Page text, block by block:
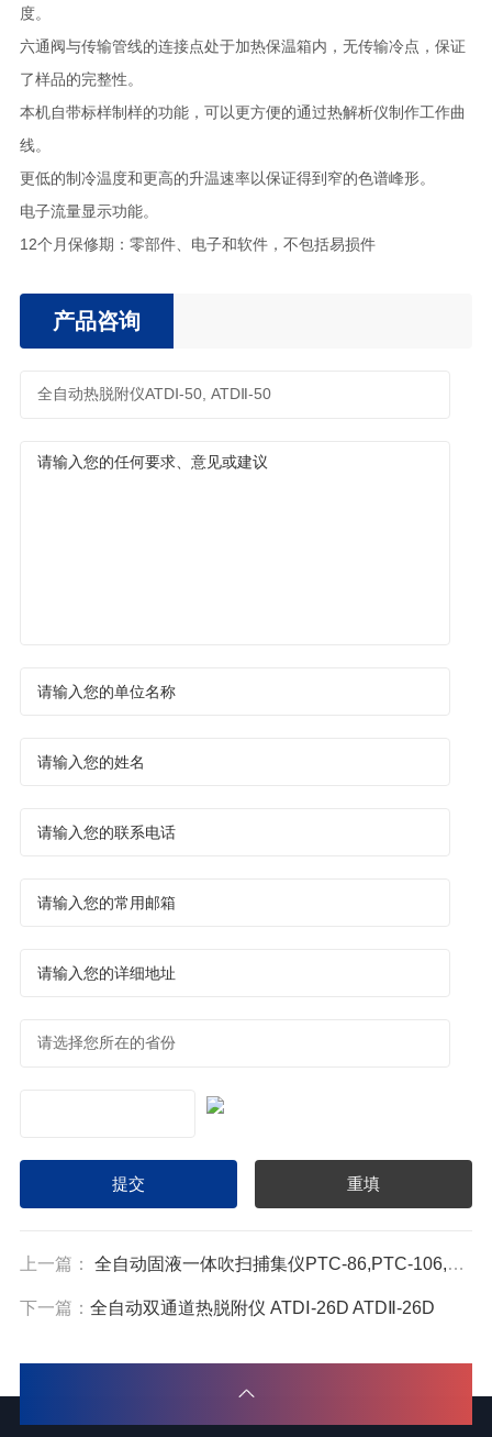
度。
六通阀与传输管线的连接点处于加热保温箱内，无传输冷点，保证
了样品的完整性。
本机自带标样制样的功能，可以更方便的通过热解析仪制作工作曲
线。
更低的制冷温度和更高的升温速率以保证得到窄的色谱峰形。
电子流量显示功能。
12个月保修期：零部件、电子和软件，不包括易损件
产品咨询
上一篇： 全自动固液一体吹扫捕集仪PTC-86,PTC-106,PTC,PTC-56
下一篇： 全自动双通道热脱附仪 ATDⅠ-26D ATDⅡ-26D